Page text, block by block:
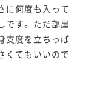
に何度も入って
です。ただ部屋
支度を立ちっぱ
くてもいいので